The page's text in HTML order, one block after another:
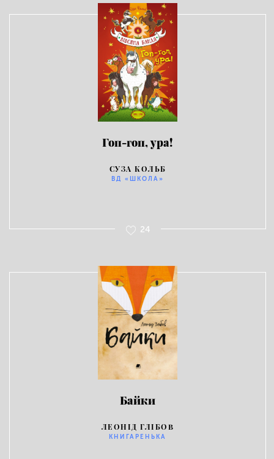
Гоп-гоп, ура!
СУЗА КОЛЬБ
ВД «ШКОЛА»
24
Байки
ЛЕОНІД ГЛІБОВ
КНИГАРЕНЬКА